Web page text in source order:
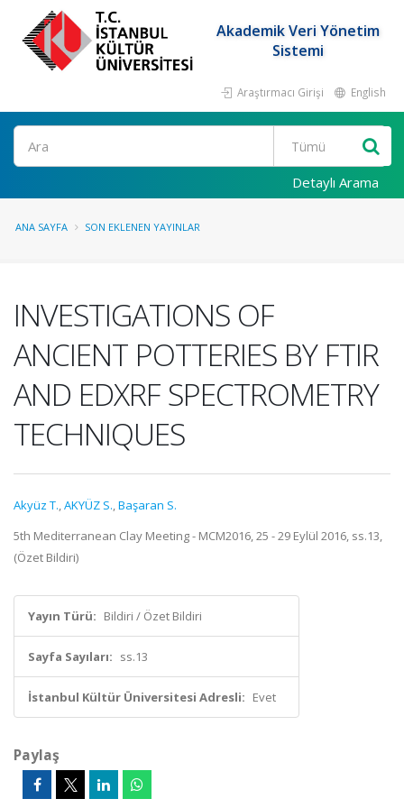
Akademik Veri Yönetim
Sistemi
Araştırmacı Girişi English
Ara
Detaylı Arama
ANA SAYFA SON EKLENEN YAYINLAR
INVESTIGATIONS OF
ANCIENT POTTERIES BY FTIR
AND EDXRF SPECTROMETRY
TECHNIQUES
Akyüz T.,AKYÜZ S.,Başaran S.
5th Mediterranean Clay Meeting - MCM2016, 25 - 29 Eylül 2016, ss.13,
(Özet Bildiri)
Yayın Türü: Bildiri / Özet Bildiri
Sayfa Sayıları: ss.13
İstanbul Kültür Üniversitesi Adresli: Evet
Paylaş